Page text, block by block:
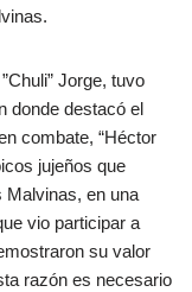
Jorge, tuvo
donde destacó el
combate, “Héctor
jujeños que
Malvinas, en una
vio participar a
su valor
razón es necesario